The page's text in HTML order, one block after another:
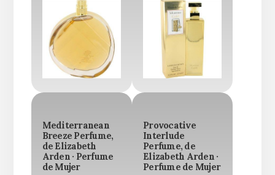
Mediterranean
Breeze Perfume,
de Elizabeth
Arden · Perfume
de Mujer
Provocative
Interlude
Perfume, de
Elizabeth Arden ·
Perfume de Mujer